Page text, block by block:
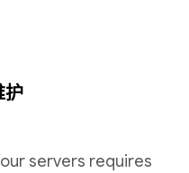
护
servers requires